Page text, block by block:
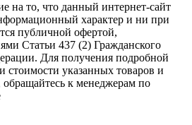
на то, что данный интернет-сайт
характер и ни при
публичной офертой,
Статьи 437 (2) Гражданского
Для получения подробной
указанных товаров и
обращайтесь к менеджерам по